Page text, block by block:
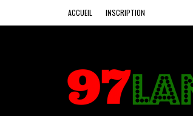
ACCUEIL INSCRIPTION